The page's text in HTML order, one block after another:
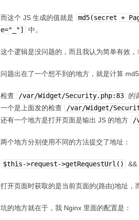
而这个 JS 生成的值就是 md5(secret +
e="_"]
中。
这个逻辑是没问题的，而且我认为简单有效
问题出在了一个想不到的地方，就是计算
检查 /var/Widget/Security.php:83
的
一个是上面发的检查
/var/Widget/
还有一个地方是打开页面是输出 JS 的地方
/
两个地方分别使用不同的方法提交了地址：
$this->request->getRequestUrl() &&
打开页面时获取的是当前页面的(路由)地址，
坑的地方就在于，我 Nginx 里面的配置是：